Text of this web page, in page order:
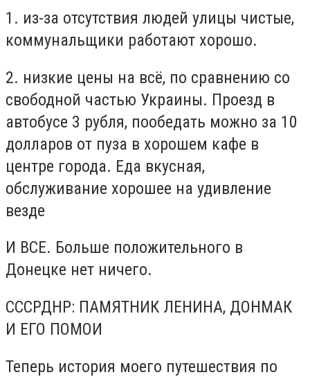
1. из-за отсутствия людей улицы чистые,
коммунальщики работают хорошо.
2. низкие цены на всё, по сравнению со
свободной частью Украины. Проезд в
автобусе 3 рубля, пообедать можно за 10
долларов от пуза в хорошем кафе в
центре города. Еда вкусная,
обслуживание хорошее на удивление
везде
И ВСЕ. Больше положительного в
Донецке нет ничего.
СССРДНР: ПАМЯТНИК ЛЕНИНА, ДОНМАК
И ЕГО ПОМОИ
Теперь история моего путешествия по